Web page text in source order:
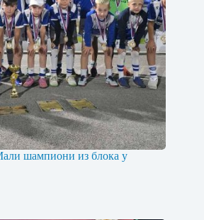
шампиони из блока у